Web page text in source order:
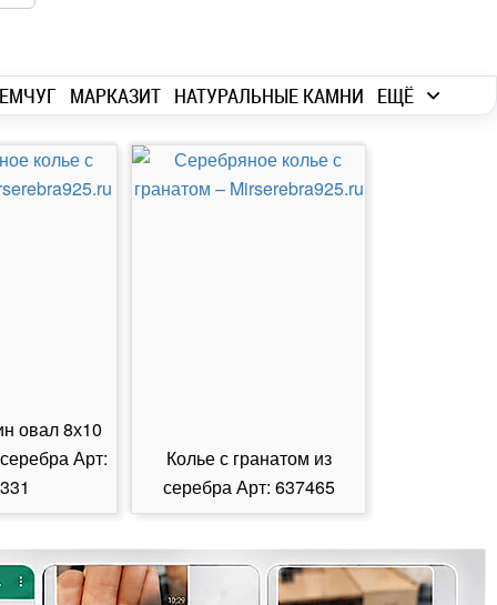
МАРКАЗИТ НАТУРАЛЬНЫЕ КАМНИ ЕЩЁ
овал 8х10
Арт:
Колье с гранатом из
серебра Арт: 637465